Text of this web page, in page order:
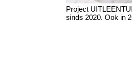
Project
sinds 2020. Ook in